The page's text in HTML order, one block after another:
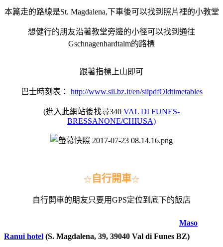
本篇走的路線是St. Magdalena,下車後可以找到照片裡的小教堂
想健行的朋友沿著教堂旁邊的小徑可以找到通往
Gschnagenhardtalm的路標
跟著指標上山即可
巴士時刻表： http://www.sii.bz.it/en/siipdfOldtimetables
(進入此網站後找尋340 VAL DI FUNES-
BRESSANONE/CHIUSA)
☆ 自行開車☆
自行開車的朋友只要用GPS定位到底下的飯店
Maso
Ranui hotel (S. Magdalena, 39, 39040 Val di Funes BZ)